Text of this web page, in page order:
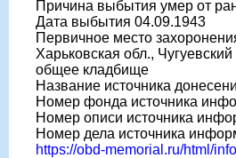
Причина выбытия умер от
Дата выбытия 04.09.1943
Первичное место
Харьковская обл., Чугуевский
общее кладбище
Название источника
Номер фонда источника
Номер описи источника
Номер дела источника
https://obd-memorial.ru/html/